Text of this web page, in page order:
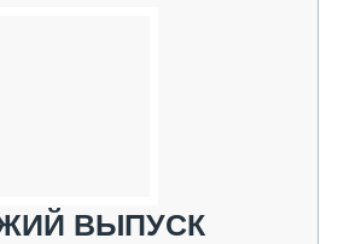
ВЫПУСК